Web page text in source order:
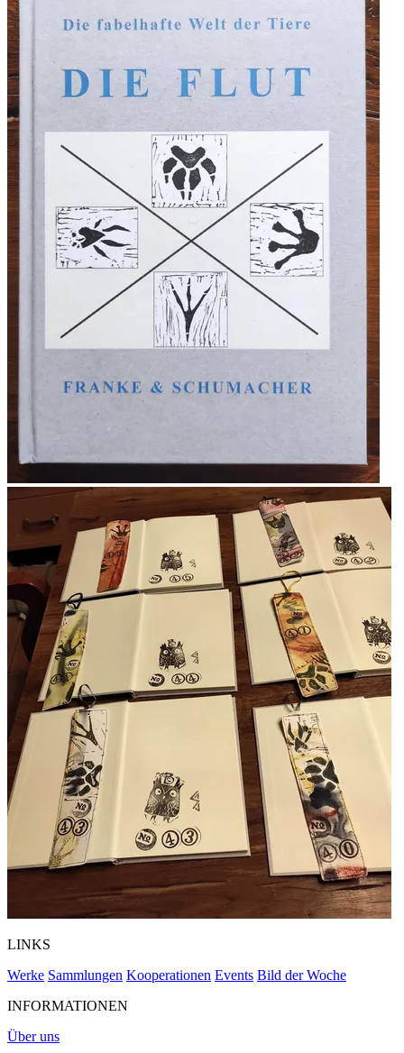
LINKS
Werke Sammlungen Kooperationen Events Bild der Woche
INFORMATIONEN
Über uns